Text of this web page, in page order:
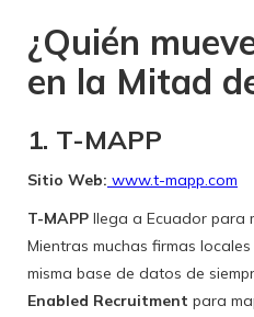
¿Quién
en la Mitad
1. T-MAPP
Sitio Web: www.t-mapp.com
T-MAPP llega a Ecuador para
Mientras muchas firmas
misma base de datos de
Enabled Recruitment para